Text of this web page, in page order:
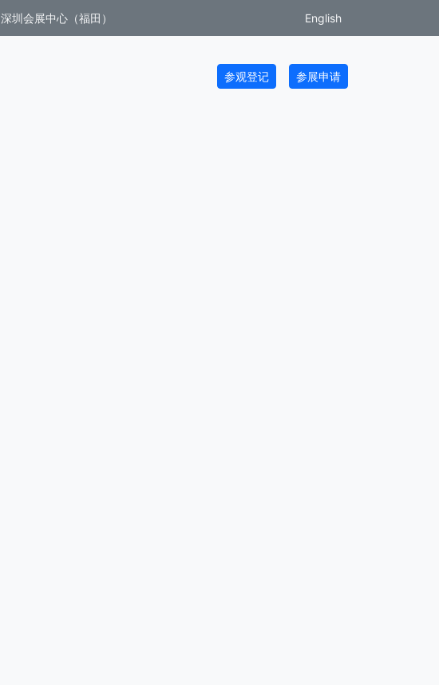
深圳会展中心（福田） English
参观登记 参展申请